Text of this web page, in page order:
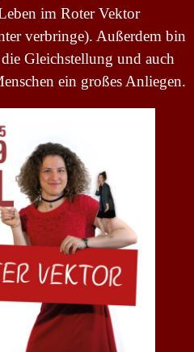
im Roter Vektor
verbringe). Außerdem bin
Gleichstellung und auch
ein großes Anliegen.